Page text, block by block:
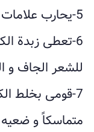
5-يحارب علامات الشيخوخة و التشققات البيضاء .
6-تعطى زبدة
للشعر الجاف و
7-قومى بخلط